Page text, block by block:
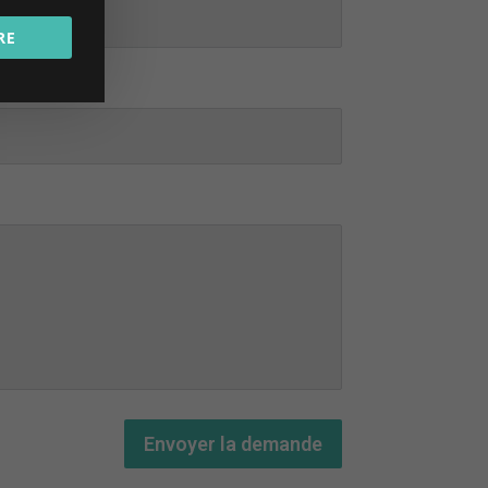
Envoyer la demande